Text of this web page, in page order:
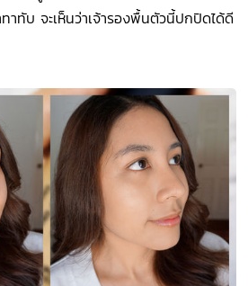
าทับ จะเห็นว่าเจ้ารองพื้นตัวนี้ปกปิดได้ดี